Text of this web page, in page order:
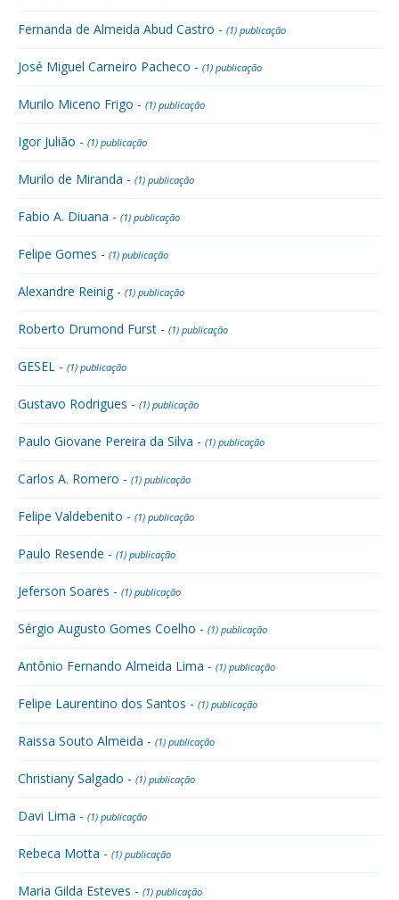
Fernanda de Almeida Abud Castro - (1) publicação
José Miguel Carneiro Pacheco - (1) publicação
Murilo Miceno Frigo - (1) publicação
Igor Julião - (1) publicação
Murilo de Miranda - (1) publicação
Fabio A. Diuana - (1) publicação
Felipe Gomes - (1) publicação
Alexandre Reinig - (1) publicação
Roberto Drumond Furst - (1) publicação
GESEL - (1) publicação
Gustavo Rodrigues - (1) publicação
Paulo Giovane Pereira da Silva - (1) publicação
Carlos A. Romero - (1) publicação
Felipe Valdebenito - (1) publicação
Paulo Resende - (1) publicação
Jeferson Soares - (1) publicação
Sérgio Augusto Gomes Coelho - (1) publicação
Antônio Fernando Almeida Lima - (1) publicação
Felipe Laurentino dos Santos - (1) publicação
Raissa Souto Almeida - (1) publicação
Christiany Salgado - (1) publicação
Davi Lima - (1) publicação
Rebeca Motta - (1) publicação
Maria Gilda Esteves - (1) publicação